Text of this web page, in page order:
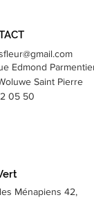
Edmond
Saint Pierre
05 50
Ménapiens 42,